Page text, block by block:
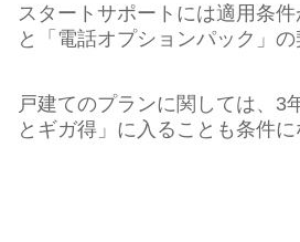
スタートサポートには適用条件
と「電話オプションパック」の
戸建てのプランに関しては、3
とギガ得」に入ることも条件に